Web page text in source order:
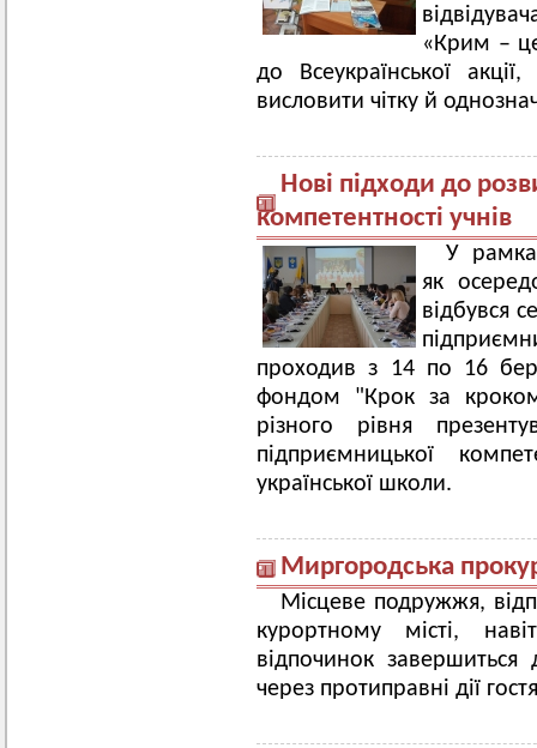
«Крим –
до Всеукраїнської
висловити чітку й
Нові підходи до
компетентності учнів
У
як
відбувся
проходив з 14 по 16
фондом "Крок за
різного рівня
підприємницької
української школи.
Миргородська
Місцеве подружжя,
курортному місті,
відпочинок
через протиправні дії